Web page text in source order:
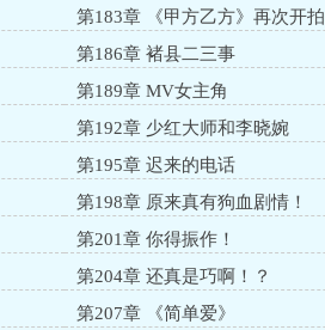
第183章 《甲方乙方》再次开拍
第186章 褚县二三事
第189章 MV女主角
第192章 少红大师和李晓婉
第195章 迟来的电话
第198章 原来真有狗血剧情！
第201章 你得振作！
第204章 还真是巧啊！？
第207章 《简单爱》